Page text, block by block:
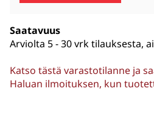
Saatavuus
Arviolta 5 - 30 vrk tilauksesta,
Katso tästä varastotilanne ja
Haluan ilmoituksen, kun